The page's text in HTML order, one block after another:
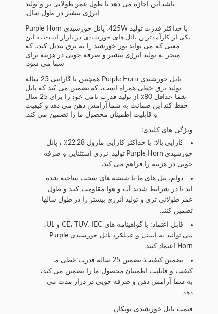
باشد.این اجازه می دهد تا طول عمر طولانی تر و تولید
انرژی بیشتر در طول سال.
با حداکثر قدرت تولید 425W، پانل خورشیدی Purple Horn
یکی از کارآمدترین پانل های خورشیدی در بازار است.به این
معنی که می تواند نور خورشید را به برق تبدیل کند.، که
منجر به تولید انرژی بیشتر و صرفه جویی در هزینه برای
شما می شود.
پانل خورشیدی Purple Horn همچنین با گارانتی 25 ساله
تولید برق خطی همراه است، که تضمین می کند که پانل
شما حداقل 80٪ از تولید قدرت نامی خود را برای 25 سال
حفظ کند.این ضمانت به شما آرامش ذهن می دهد و کیفیت
و قابلیت اطمینان محصول ما را تضمین می کند.
ویژگی های کلیدی:
کارایی بالا: با حداکثر کارایی ماژول 22.28٪ ، پانل
خورشیدی Purple Horn تولید انرژی استثنایی و صرفه
جویی در هزینه را فراهم می کند.
دوام: پنل های ما با شیشه های سخت ساخته شده
اند تا در شرایط شدید آب و هوا مقاومت کنند و طول
عمر طولانی تری و تولید انرژی بیشتر را در طول سالها
تضمین کنند.
قابل اعتماد: با گواهینامه های CE، TUV، IEC و UL،
می توانید به ایمنی و عملکرد پانل خورشیدی Purple
Horn اعتماد کنید.
تضمین کیفیت: تضمین 25 ساله قدرت خطی ما
کیفیت و قابلیت اطمینان محصول ما را تضمین می کند،
به شما آرامش ذهن و صرفه جویی در دراز مدت می
دهد.
قیمت پانل خورشیدی توپکان